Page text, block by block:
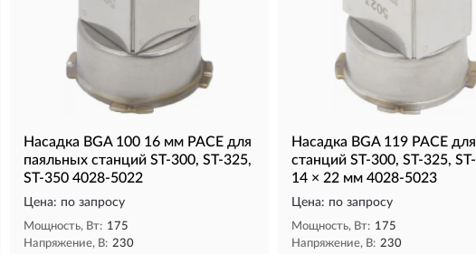
Насадка BGA 100 16 мм PACE для
паяльных станций ST-300, ST-325,
ST-350 4028-5022
Цена: по запросу
Мощность, Вт: 175
Напряжение, В: 230
Насадка BGA 119 PACE для
станций ST-300, ST-325,
14 × 22 мм 4028-5023
Цена: по запросу
Мощность, Вт: 175
Напряжение, В: 230